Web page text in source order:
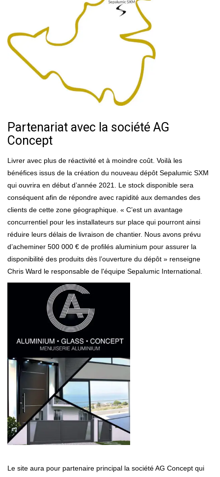
Partenariat avec la société AG
Concept
Livrer avec plus de réactivité et à moindre coût. Voilà les
bénéfices issus de la création du nouveau dépôt Sepalumic SXM
qui ouvrira en début d’année 2021. Le stock disponible sera
conséquent afin de répondre avec rapidité aux demandes des
clients de cette zone géographique. « C’est un avantage
concurrentiel pour les installateurs sur place qui pourront ainsi
réduire leurs délais de livraison de chantier. Nous avons prévu
d’acheminer 500 000 € de profilés aluminium pour assurer la
disponibilité des produits dès l’ouverture du dépôt » renseigne
Chris Ward le responsable de l'équipe Sepalumic International.
Le site aura pour partenaire principal la société AG Concept qui